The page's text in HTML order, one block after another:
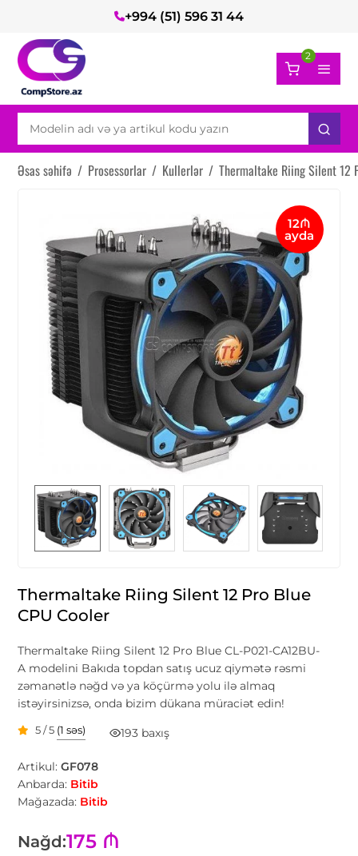
+994 (51) 596 31 44
2
Əsas səhifə / Prosessorlar / Kullerlər / Thermaltake Riing Silent 12
12₼
ayda
Thermaltake Riing Silent 12 Pro Blue
CPU Cooler
Thermaltake Riing Silent 12 Pro Blue CL-P021-CA12BU-
A modelini Bakıda topdan satış ucuz qiymətə rəsmi
zəmanətlə nəğd və ya köçürmə yolu ilə almaq
istəyirsinizsə, onda bizim dükana müraciət edin!
5 / 5 (1 səs) 193 baxış
Artikul:GF078
Anbarda: Bitib
Mağazada: Bitib
Nağd:175 ₼